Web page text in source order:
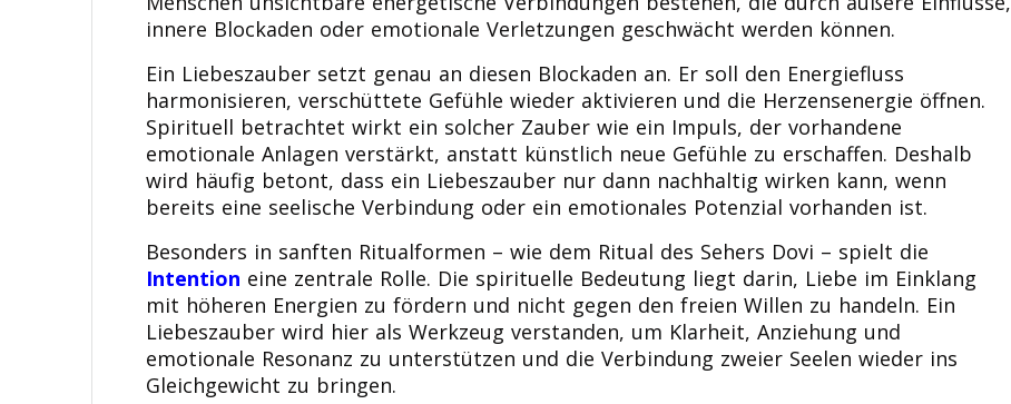
innere Blockaden oder emotionale Verletzungen geschwächt werden können.
Ein Liebeszauber setzt genau an diesen Blockaden an. Er soll den Energiefluss
harmonisieren, verschüttete Gefühle wieder aktivieren und die Herzensenergie öffnen.
Spirituell betrachtet wirkt ein solcher Zauber wie ein Impuls, der vorhandene
emotionale Anlagen verstärkt, anstatt künstlich neue Gefühle zu erschaffen. Deshalb
wird häufig betont, dass ein Liebeszauber nur dann nachhaltig wirken kann, wenn
bereits eine seelische Verbindung oder ein emotionales Potenzial vorhanden ist.
Besonders in sanften Ritualformen – wie dem Ritual des Sehers Dovi – spielt die
Intention eine zentrale Rolle. Die spirituelle Bedeutung liegt darin, Liebe im Einklang
mit höheren Energien zu fördern und nicht gegen den freien Willen zu handeln. Ein
Liebeszauber wird hier als Werkzeug verstanden, um Klarheit, Anziehung und
emotionale Resonanz zu unterstützen und die Verbindung zweier Seelen wieder ins
Gleichgewicht zu bringen.